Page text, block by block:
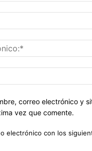
correo electrónico y
vez que comente.
electrónico con los